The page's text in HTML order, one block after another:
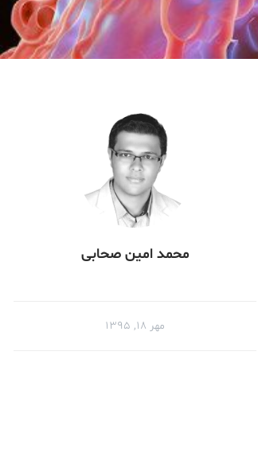
محمد امین صحابی
مهر ۱۸, ۱۳۹۵